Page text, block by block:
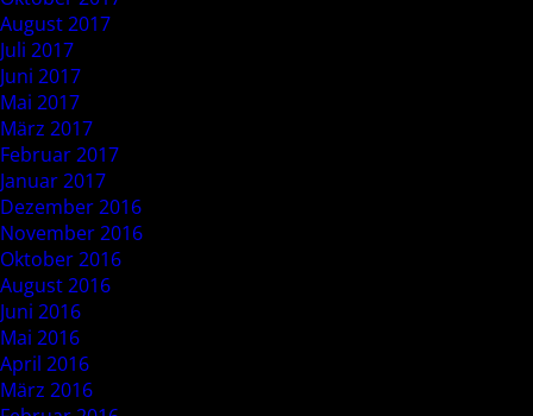
August 2017
Juli 2017
Juni 2017
Mai 2017
März 2017
Februar 2017
Januar 2017
Dezember 2016
November 2016
Oktober 2016
August 2016
Juni 2016
Mai 2016
April 2016
März 2016